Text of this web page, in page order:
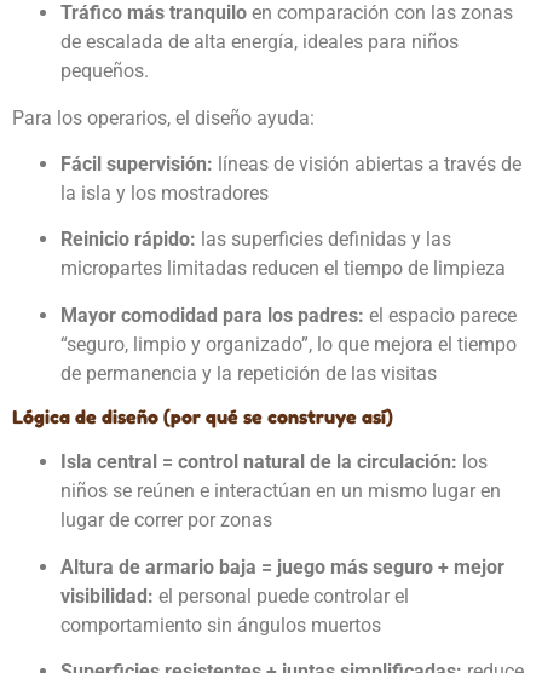
Tráfico más tranquilo en comparación con las zonas
de escalada de alta energía, ideales para niños
pequeños.
Para los operarios, el diseño ayuda:
Fácil supervisión: líneas de visión abiertas a través de
la isla y los mostradores
Reinicio rápido: las superficies definidas y las
micropartes limitadas reducen el tiempo de limpieza
Mayor comodidad para los padres: el espacio parece
“seguro, limpio y organizado”, lo que mejora el tiempo
de permanencia y la repetición de las visitas
Lógica de diseño (por qué se construye así)
Isla central = control natural de la circulación: los
niños se reúnen e interactúan en un mismo lugar en
lugar de correr por zonas
Altura de armario baja = juego más seguro + mejor
visibilidad: el personal puede controlar el
comportamiento sin ángulos muertos